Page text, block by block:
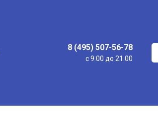
8 (495) 507-56-78
с 9.00 до 21.00